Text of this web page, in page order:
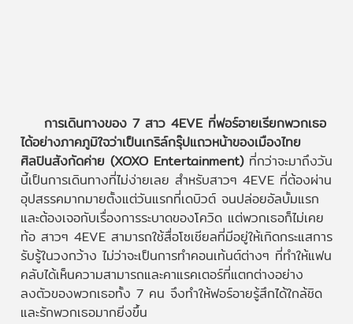
การเดินทางของ 7 สาว 4EVE ที่ฟอร์อายเรียกพวกเธอ
ได้อย่างภาคภูมิใจว่าเป็นเกริล์กรุ๊ปแถวหน้าของเมืองไทย
ศิลปินสังกัดค่าย (XOXO Entertainment) ที่กว่าจะมาถึงวัน
นี้เป็นการเดินทางที่ไม่ง่ายเลย สำหรับสาวๆ 4EVE ที่ต้องผ่าน
อุปสรรคมากมายตั้งแต่วันแรกที่เดบิวต์ จนปล่อยอัลบั้มแรก
และต้องเจอกับเรื่องการระบาดของโควิด แต่พวกเธอก็ไม่เคย
ท้อ สาวๆ 4EVE สามารถใช้สื่อโซเชียลที่มีอยู่ให้เกิดกระแสการ
รับรู้ในวงกว้าง ไม่ว่าจะเป็นการทำคอนเท้นต์ต่างๆ ที่ทำให้แฟน
คลับได้เห็นความสามารถและคาแรคเตอร์ที่แตกต่างอย่าง
ลงตัวของพวกเธอทั้ง 7 คน จึงทำให้ฟอร์อายรู้สึกได้ใกล้ชิด
และรักพวกเธอมากยิ่งขึ้น